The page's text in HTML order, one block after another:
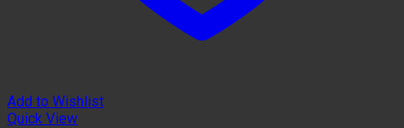
Add to Wishlist
Quick View